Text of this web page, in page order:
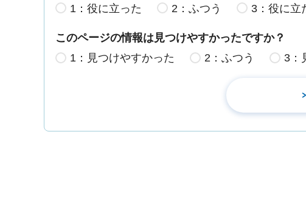
1：役に立った
2：ふつう 3：役に立
このページの情報は見つけやすかったですか？
1：見つけやすかった
2：ふつう 3：